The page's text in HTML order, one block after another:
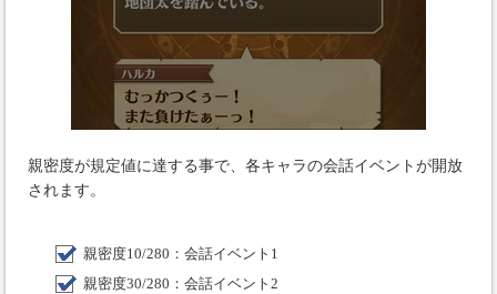
親密度が規定値に達する事で、各キャラの会話イベントが開放
されます。
親密度10/280：会話イベント1
親密度30/280：会話イベント2